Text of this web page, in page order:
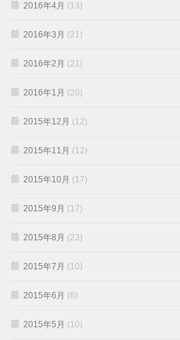
2016年4月 (13)
2016年3月 (21)
2016年2月 (21)
2016年1月 (20)
2015年12月 (12)
2015年11月 (12)
2015年10月 (17)
2015年9月 (17)
2015年8月 (23)
2015年7月 (10)
2015年6月 (6)
2015年5月 (10)